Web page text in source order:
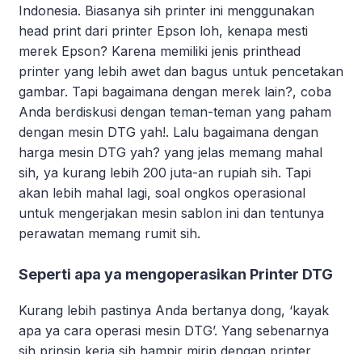
Indonesia. Biasanya sih printer ini menggunakan
head print dari printer Epson loh, kenapa mesti
merek Epson? Karena memiliki jenis printhead
printer yang lebih awet dan bagus untuk pencetakan
gambar. Tapi bagaimana dengan merek lain?, coba
Anda berdiskusi dengan teman-teman yang paham
dengan mesin DTG yah!. Lalu bagaimana dengan
harga mesin DTG yah? yang jelas memang mahal
sih, ya kurang lebih 200 juta-an rupiah sih. Tapi
akan lebih mahal lagi, soal ongkos operasional
untuk mengerjakan mesin sablon ini dan tentunya
perawatan memang rumit sih.
Seperti apa ya mengoperasikan Printer DTG
Kurang lebih pastinya Anda bertanya dong, ‘kayak
apa ya cara operasi mesin DTG’. Yang sebenarnya